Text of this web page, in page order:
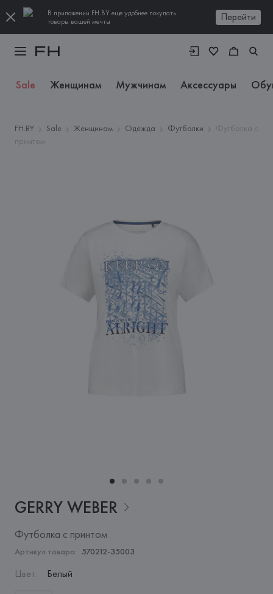
В приложении FH.BY еще удобнее покупать
товары вашей мечты
Перейти
Sale Женщинам Мужчинам Аксессуары
FH.BY Sale Женщинам Одежда Футболки
Футболка с
принтом
GERRY WEBER
Футболка с принтом
Артикул товара: 570212-35003
Цвет: Белый